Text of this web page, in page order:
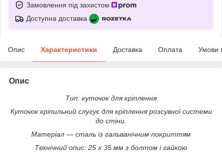
Замовлення під захистом
Доступна доставка
Опис Характеристики Доставка Оплата Умови
Опис
Тип: куточок для кріплення
Куточок кріпильний слугує для кріплення розсувної системи
до стіни.
Матеріал — сталь із гальванічним покриттям
Технічний опис: 25 х 35 мм з болтом і гайкою